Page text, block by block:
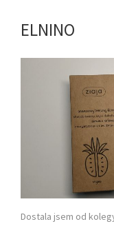
ELNINO
Dostala jsem od